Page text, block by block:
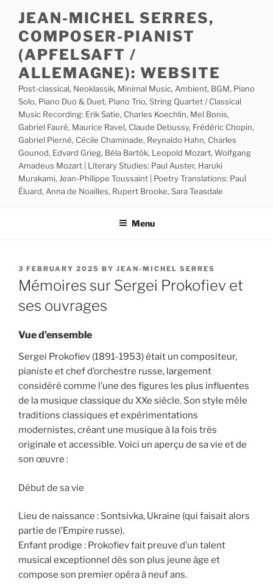
content
JEAN-MICHEL SERRES,
COMPOSER-PIANIST
(APFELSAFT /
ALLEMAGNE): WEBSITE
Post-classical, Neoklassik, Minimal Music, Ambient, BGM, Piano
Solo, Piano Duo & Duet, Piano Trio, String Quartet / Classical
Music Recording: Erik Satie, Charles Koechlin, Mel Bonis,
Gabriel Fauré, Maurice Ravel, Claude Debussy, Frédéric Chopin,
Gabriel Pierné, Cécile Chaminade, Reynaldo Hahn, Charles
Gounod, Edvard Grieg, Béla Bartók, Leopold Mozart, Wolfgang
Amadeus Mozart | Literary Studies: Paul Auster, Haruki
Murakami, Jean-Philippe Toussaint | Poetry Translations: Paul
Éluard, Anna de Noailles, Rupert Brooke, Sara Teasdale
Menu
POSTED
ON
3 FEBRUARY 2025 BY JEAN-MICHEL SERRES
Mémoires sur Sergei Prokofiev et
ses ouvrages
Vue d’ensemble
Sergei Prokofiev (1891-1953) était un compositeur,
pianiste et chef d’orchestre russe, largement
considéré comme l’une des figures les plus influentes
de la musique classique du XXe siècle. Son style mêle
traditions classiques et expérimentations
modernistes, créant une musique à la fois très
originale et accessible. Voici un aperçu de sa vie et de
son œuvre :
Début de sa vie
Lieu de naissance : Sontsivka, Ukraine (qui faisait alors
partie de l’Empire russe).
Enfant prodige : Prokofiev fait preuve d’un talent
musical exceptionnel dès son plus jeune âge et
compose son premier opéra à neuf ans.